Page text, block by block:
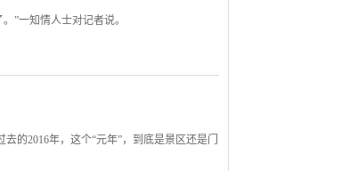
”一知情人士对记者说。
的2016年，这个“元年”，到底是景区还是门